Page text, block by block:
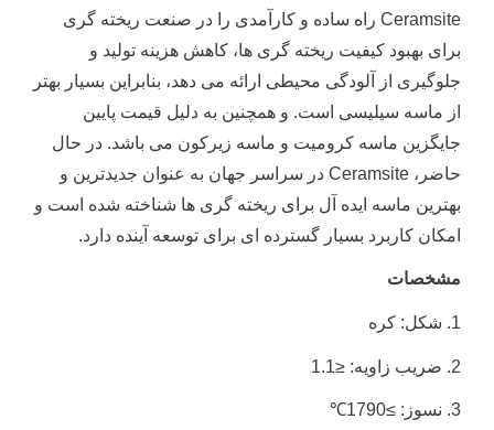
Ceramsite راه ساده و کارآمدی را در صنعت ریخته گری
برای بهبود کیفیت ریخته گری ها، کاهش هزینه تولید و
جلوگیری از آلودگی محیطی ارائه می دهد، بنابراین بسیار بهتر
از ماسه سیلیسی است.و همچنین به دلیل قیمت پایین
جایگزین ماسه کرومیت و ماسه زیرکون می باشد.در حال
حاضر، Ceramsite در سراسر جهان به عنوان جدیدترین و
بهترین ماسه ایده آل برای ریخته گری ها شناخته شده است و
امکان کاربرد بسیار گسترده ای برای توسعه آینده دارد.
مشخصات